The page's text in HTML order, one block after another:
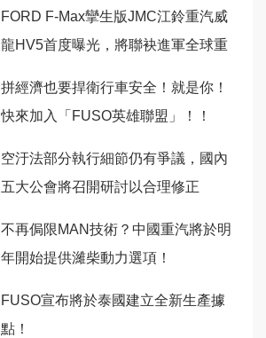
FORD F-Max攣生版JMC江鈴重汽威
龍HV5首度曝光，將聯袂進軍全球重
拼經濟也要捍衛行車安全！就是你！
快來加入「FUSO英雄聯盟」！！
空汙法部分執行細節仍有爭議，國內
五大公會將召開研討以合理修正
不再侷限MAN技術？中國重汽將於明
年開始提供濰柴動力選項！
FUSO宣布將於泰國建立全新生產據
點！